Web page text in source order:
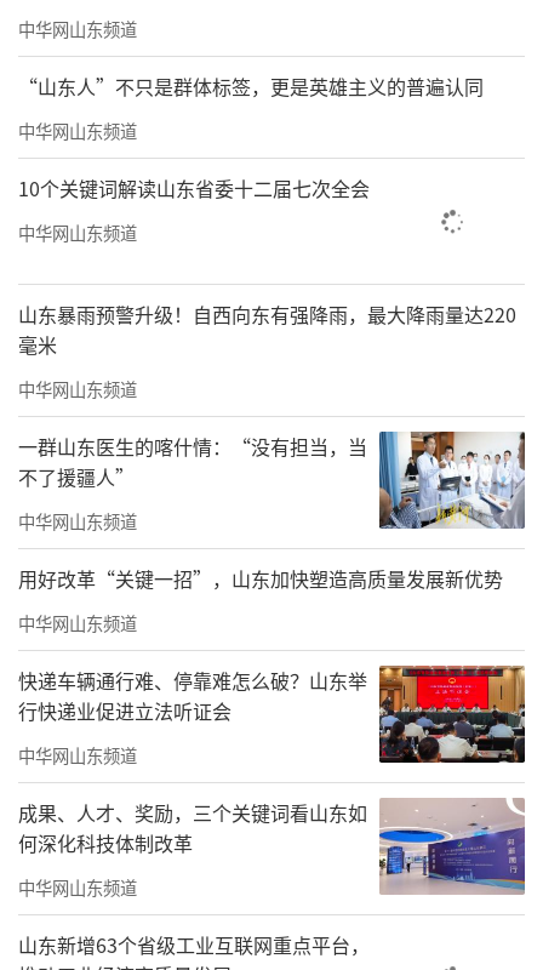
中华网山东频道
“山东人”不只是群体标签，更是英雄主义的普遍认同
中华网山东频道
10个关键词解读山东省委十二届七次全会
中华网山东频道
山东暴雨预警升级！自西向东有强降雨，最大降雨量达220
毫米
中华网山东频道
一群山东医生的喀什情：“没有担当，当
不了援疆人”
中华网山东频道
用好改革“关键一招”，山东加快塑造高质量发展新优势
中华网山东频道
快递车辆通行难、停靠难怎么破？山东举
行快递业促进立法听证会
中华网山东频道
成果、人才、奖励，三个关键词看山东如
何深化科技体制改革
中华网山东频道
山东新增63个省级工业互联网重点平台，